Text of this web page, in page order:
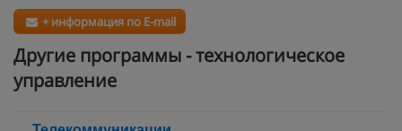
+ информация по E-mail
Другие программы - технологическое
управление